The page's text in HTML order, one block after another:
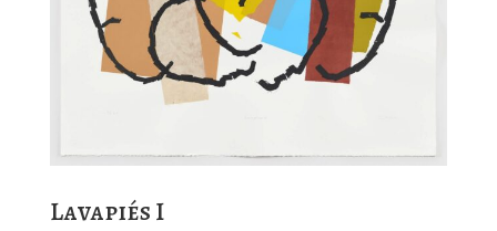
Lavapiés I